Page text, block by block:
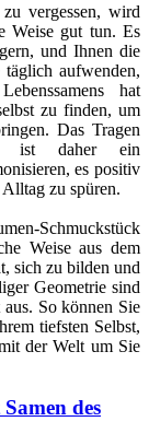
vergessen, wird
Weise gut tun. Es
und Ihnen die
aufwenden,
hat
zu finden, um
Das Tragen
ist daher ein
es positiv
zu spüren.
Schmuckstück
Weise aus dem
sich zu bilden und
Geometrie sind
So können Sie
tiefsten Selbst,
der Welt um Sie
des